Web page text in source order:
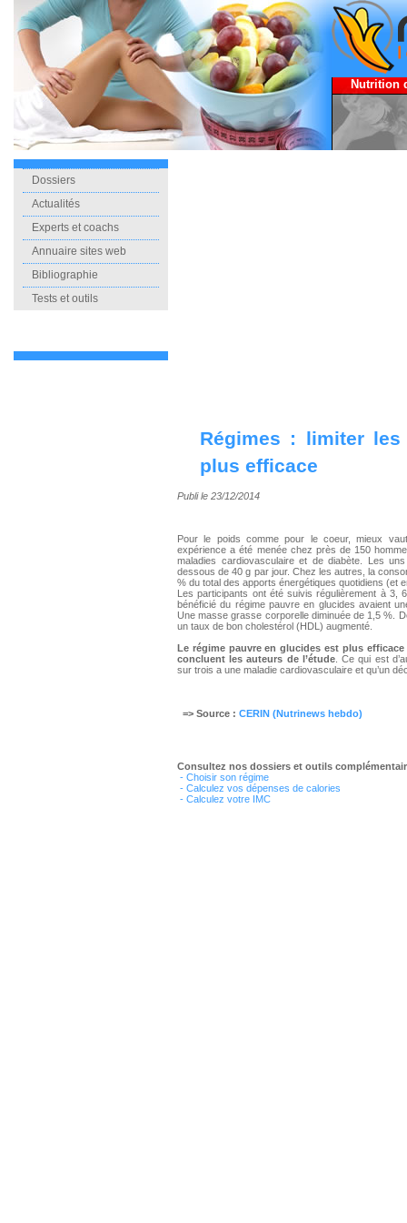
Nutrition
Dossiers
Actualités
Experts et coachs
Annuaire sites web
Bibliographie
Tests et outils
Régimes : limiter
plus efficace
Publi le 23/12/2014
Pour le poids comme pour le coeur, mieux
expérience a été menée chez près de 150
maladies cardiovasculaire et de diabète. Les
dessous de 40 g par jour. Chez les autres, la
% du total des apports énergétiques quotidiens (et
Les participants ont été suivis régulièrement à 3,
bénéficié du régime pauvre en glucides avaient
Une masse grasse corporelle diminuée de 1,5 %.
un taux de bon cholestérol (HDL) augmenté.
Le régime pauvre en glucides est plus
concluent les auteurs de l’étude. Ce qui est
sur trois a une maladie cardiovasculaire et qu’un
=> Source : CERIN (Nutrinews hebdo)
Consultez nos dossiers et outils
- Choisir son régime
- Calculez vos dépenses de calories
- Calculez votre IMC